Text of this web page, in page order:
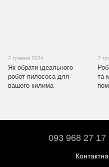
2 травня 2024
Як обрати ідеального
робот пилососа для
вашого килима
2
та
093 968 27 17